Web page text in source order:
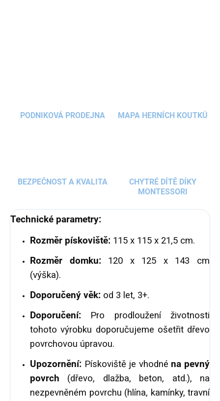
PODNIKOVÁ PRODEJNA MAPA HERNÍCH KOUTKŮ
BEZPEČNOST A KVALITA
CHYTRÉ DÍTĚ DÍKY
MONTESSORI
Technické parametry:
Rozměr pískoviště: 115 x 115 x 21,5 cm.
Rozměr domku:120 x 125 x 143 cm
(výška).
Doporučený věk: od 3 let, 3+.
Doporučení: Pro prodloužení životnosti
tohoto výrobku doporučujeme ošetřit dřevo
povrchovou úpravou.
Upozornění: Pískoviště je vhodné na pevný
povrch (dřevo, dlažba, beton, atd.), na
nezpevněném povrchu (hlína, kamínky, travní